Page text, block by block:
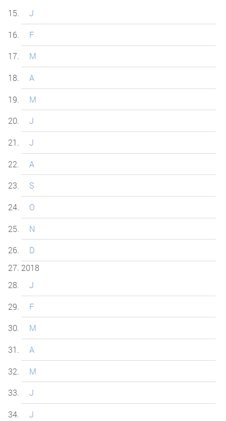
J
F
M
A
M
J
J
A
S
O
N
D
2018
J
F
M
A
M
J
J